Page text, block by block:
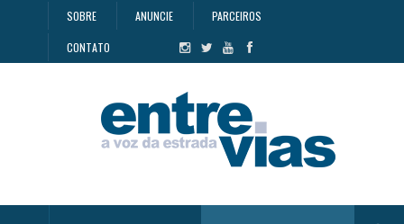
SOBRE ANUNCIE PARCEIROS
CONTATO